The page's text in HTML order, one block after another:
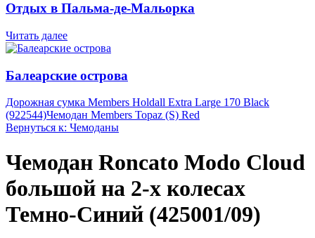
Отдых в Пальма-де-Мальорка
Читать далее
Балеарские острова
Дорожная сумка Members Holdall Extra Large 170 Black
(922544)Чемодан Members Topaz (S) Red
Вернуться к: Чемоданы
Чемодан Roncato Modo Cloud
большой на 2-х колесах
Темно-Синий (425001/09)